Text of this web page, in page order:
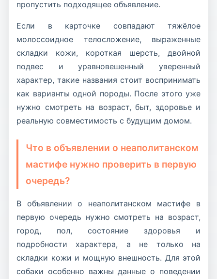
пропустить подходящее объявление.
Если в карточке совпадают тяжёлое
молоссоидное телосложение, выраженные
складки кожи, короткая шерсть, двойной
подвес и уравновешенный уверенный
характер, такие названия стоит воспринимать
как варианты одной породы. После этого уже
нужно смотреть на возраст, быт, здоровье и
реальную совместимость с будущим домом.
Что в объявлении о неаполитанском
мастифе нужно проверить в первую
очередь?
В объявлении о неаполитанском мастифе в
первую очередь нужно смотреть на возраст,
город, пол, состояние здоровья и
подробности характера, а не только на
складки кожи и мощную внешность. Для этой
собаки особенно важны данные о поведении